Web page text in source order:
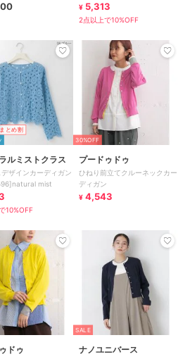
¥ 5,313
2点以上で10%OFF
まとめ割
ルミストクラス
デザインカーディガン
mist
10%OFF
30%OFF
プードゥドゥ
ひねり前立てクルーネックカー
ディガン
¥ 4,543
ドゥ
SALE
ナノユニバース